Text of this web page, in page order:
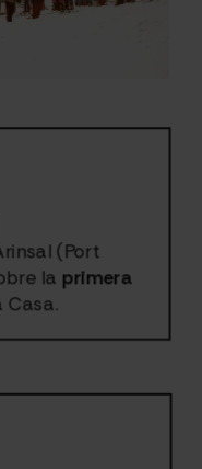
(Port
la primera
Casa.